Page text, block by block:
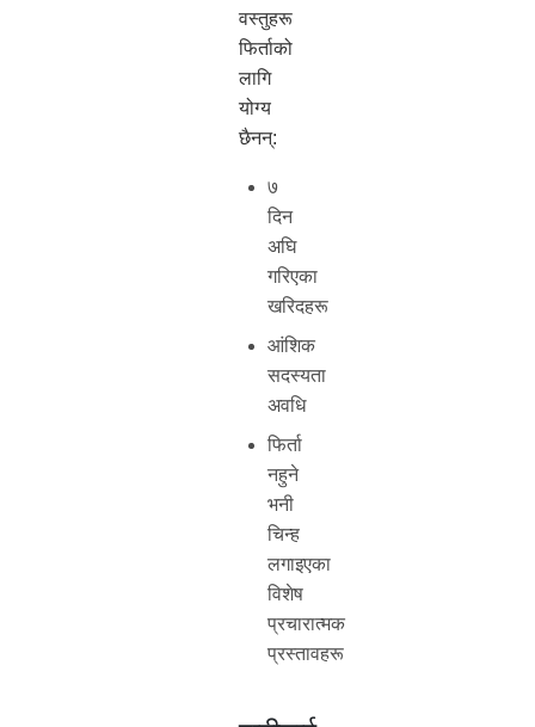
वस्तुहरू
फिर्ताको
लागि
योग्य
छैनन्:
७
दिन
अघि
गरिएका
खरिदहरू
आंशिक
सदस्यता
अवधि
फिर्ता
नहुने
भनी
चिन्ह
लगाइएका
विशेष
प्रचारात्मक
प्रस्तावहरू